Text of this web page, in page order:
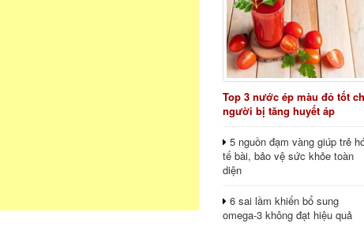
Top 3 nước ép màu đỏ tốt
người bị tăng huyết áp
5 nguồn đạm vàng giúp trẻ
tế bài, bảo vệ sức khỏe toàn
diện
6 sai lầm khiến bổ sung
omega-3 không đạt hiệu quả